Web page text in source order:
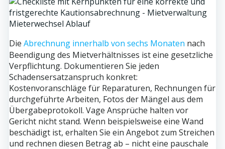
Die Abrechnung innerhalb von sechs Monaten nach
Beendigung des Mietverhältnisses ist eine gesetzliche
Verpflichtung. Dokumentieren Sie jeden
Schadensersatzanspruch konkret:
Kostenvoranschläge für Reparaturen, Rechnungen für
durchgeführte Arbeiten, Fotos der Mängel aus dem
Übergabeprotokoll. Vage Ansprüche halten vor
Gericht nicht stand. Wenn beispielsweise eine Wand
beschädigt ist, erhalten Sie ein Angebot zum Streichen
und rechnen diesen Betrag ab – nicht eine pauschale